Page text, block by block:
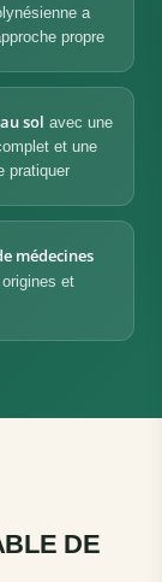
a
propre
sol avec une
et une
pratiquer
médecines
et
DE